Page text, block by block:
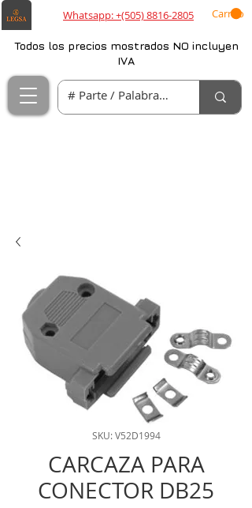
Whatsapp: +(505) 8816-2805 Carrito
Todos los precios mostrados NO incluyen
IVA
SKU: V52D1994
CARCAZA PARA
CONECTOR DB25